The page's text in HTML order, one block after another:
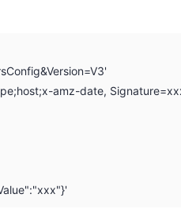
amz-date,